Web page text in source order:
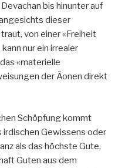
bis hinunter auf
dieser
von einer «Freiheit
nur ein irrealer
«materielle
der Äonen direkt
Schöpfung kommt
irdischen Gewissens oder
als das höchste Gute,
Guten aus dem